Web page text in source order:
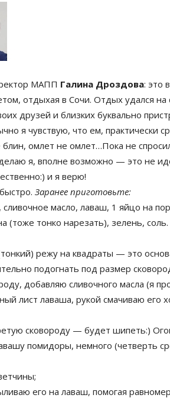
МАПП Галина Дроздова: это
отдыхая в Сочи. Отдых удался на
друзей и близких буквально
я чувствую, что ем, практически
омлет не омлет…Пока не
я, вполне возможно — это не
и я верю!
Заранее приготовьте:
масло, лаваш, 1 яйцо на
(тоже тонко нарезать), зелень, соль.
режу на квадраты — это
подогнать под размер
добавляю сливочного масла (я
лист лаваша, рукой смачиваю его
сковороду — будет шипеть:)
помидоры, немного (четверть
его на лаваш, помогая